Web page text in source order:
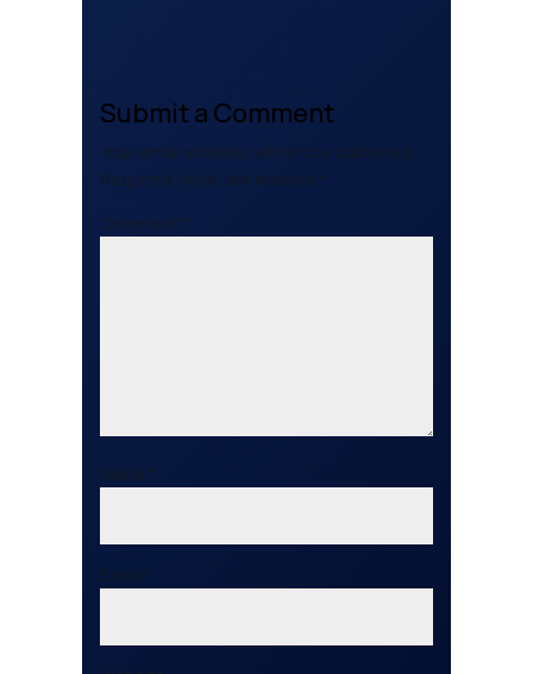
Submit a Comment
Your email address will not be published.
Required fields are marked *
Comment *
Name